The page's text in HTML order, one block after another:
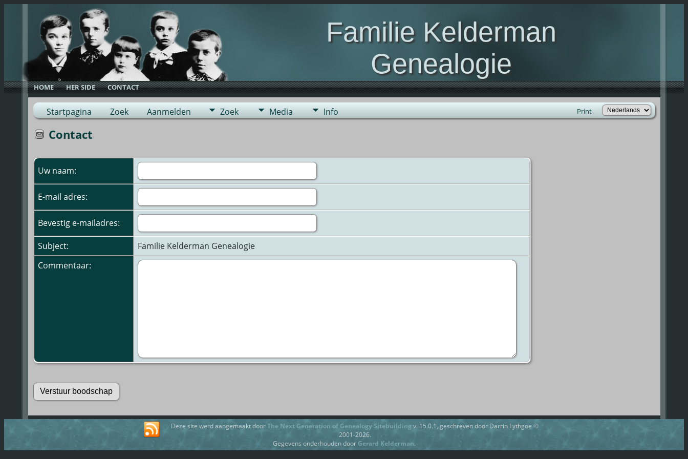
Familie Kelderman
Genealogie
Genealogie van de familie Kelderman(s)
HOME HER SIDE CONTACT
Startpagina Zoek Aanmelden Zoek Media Info Print
Contact
Uw naam:
E-mail adres:
Bevestig e-mailadres:
Subject:
Familie Kelderman Genealogie
Commentaar:
Deze site werd aangemaakt doorThe Next Generation of Genealogy Sitebuildingv. 15.0.1, geschreven door Darrin Lythgoe ©
2001-2026.
Gegevens onderhouden door Gerard Kelderman.